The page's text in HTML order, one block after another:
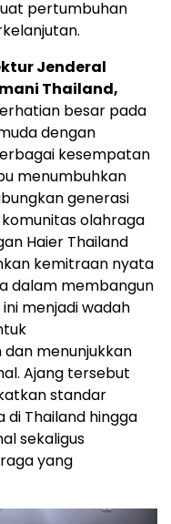
pertumbuhan
Jenderal
Thailand,
besar pada
dengan
kesempatan
menumbuhkan
generasi
olahraga
Haier Thailand
kemitraan nyata
dalam membangun
menjadi wadah
menunjukkan
Ajang tersebut
standar
di Thailand hingga
sekaligus
yang